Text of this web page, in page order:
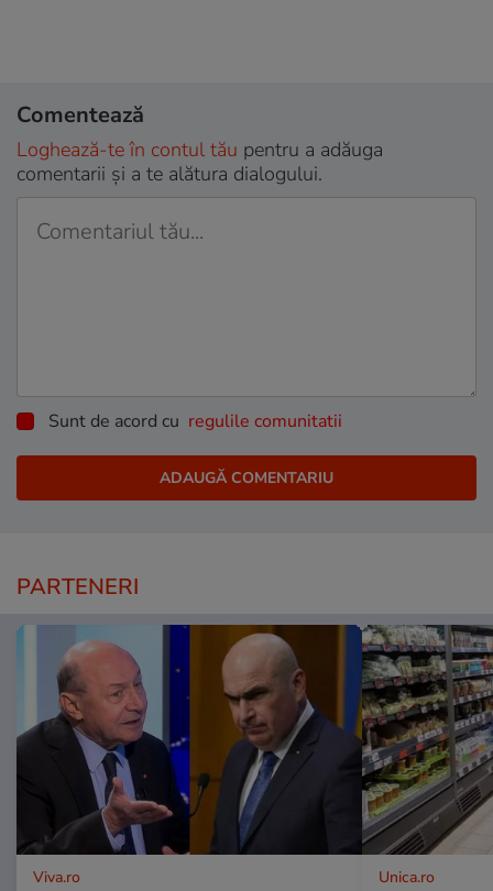
Comentează
Loghează-te în contul tău pentru a adăuga
comentarii și a te alătura dialogului.
Sunt de acord cu regulile comunitatii
PARTENERI
Viva.ro Unica.ro